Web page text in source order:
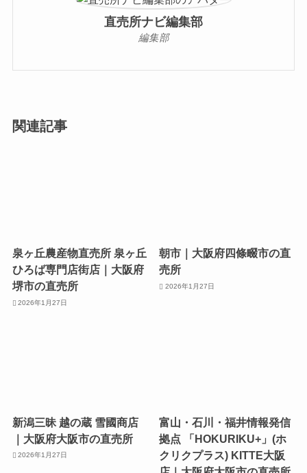
直売所ナビ編集部
編集部
関連記事
泉ヶ丘農産物直売所 泉ヶ丘
ひろば専門店街店｜大阪府
堺市の直売所
2026年1月27日
朝市｜大阪府四條畷市の直
売所
2026年1月27日
新潟三昧 越の蔵 雪國商店
｜大阪府大阪市の直売所
2026年1月27日
富山・石川・福井情報発信
拠点 「HOKURIKU+」(ホ
クリクプラス) KITTE大阪